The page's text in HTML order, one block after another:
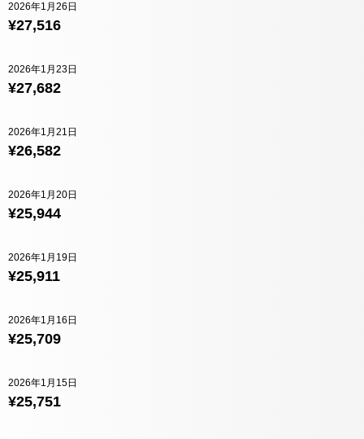
¥27,516
2026年1月26日
¥27,682
2026年1月23日
¥26,582
2026年1月21日
¥25,944
2026年1月20日
¥25,911
2026年1月19日
¥25,709
2026年1月16日
¥25,751
2026年1月15日